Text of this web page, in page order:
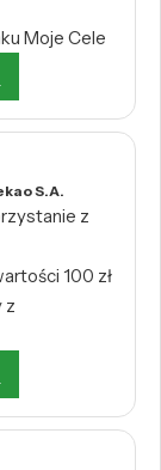
Moje Cele
S.A.
z
100 zł
z